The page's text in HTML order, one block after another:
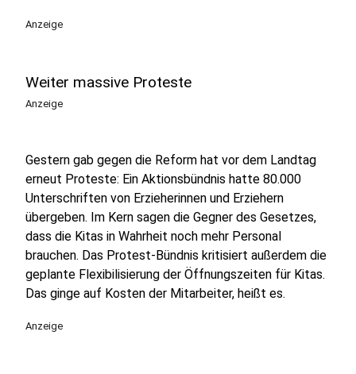
Anzeige
Weiter massive Proteste
Anzeige
Gestern gab gegen die Reform hat vor dem Landtag
erneut Proteste: Ein Aktionsbündnis hatte 80.000
Unterschriften von Erzieherinnen und Erziehern
übergeben. Im Kern sagen die Gegner des Gesetzes,
dass die Kitas in Wahrheit noch mehr Personal
brauchen. Das Protest-Bündnis kritisiert außerdem die
geplante Flexibilisierung der Öffnungszeiten für Kitas.
Das ginge auf Kosten der Mitarbeiter, heißt es.
Anzeige